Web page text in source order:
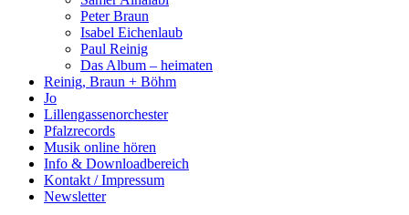
Peter Braun
Isabel Eichenlaub
Paul Reinig
Das Album – heimaten
Reinig, Braun + Böhm
Jo
Lillengassenorchester
Pfalzrecords
Musik online hören
Info & Downloadbereich
Kontakt / Impressum
Newsletter